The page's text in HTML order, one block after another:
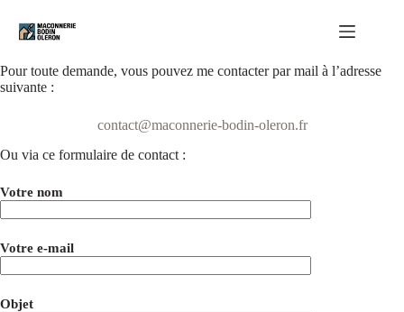
contenu
Pour toute demande, vous pouvez me contacter par mail à l’adresse
suivante :
contact@maconnerie-bodin-oleron.fr
Ou via ce formulaire de contact :
Votre nom
Votre e-mail
Objet